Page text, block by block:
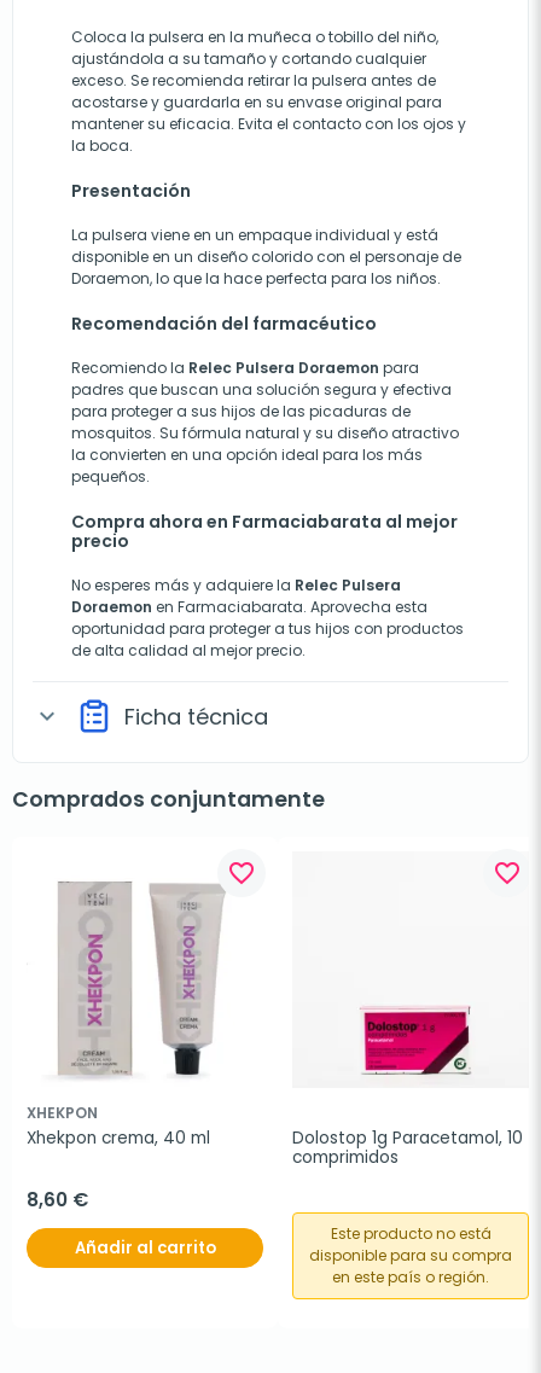
Coloca la pulsera en la muñeca o tobillo del niño,
ajustándola a su tamaño y cortando cualquier
exceso. Se recomienda retirar la pulsera antes de
acostarse y guardarla en su envase original para
mantener su eficacia. Evita el contacto con los ojos y
la boca.
Presentación
La pulsera viene en un empaque individual y está
disponible en un diseño colorido con el personaje de
Doraemon, lo que la hace perfecta para los niños.
Recomendación del farmacéutico
Recomiendo la Relec Pulsera Doraemon para
padres que buscan una solución segura y efectiva
para proteger a sus hijos de las picaduras de
mosquitos. Su fórmula natural y su diseño atractivo
la convierten en una opción ideal para los más
pequeños.
Compra ahora en Farmaciabarata al mejor
precio
No esperes más y adquiere la Relec Pulsera
Doraemon en Farmaciabarata. Aprovecha esta
oportunidad para proteger a tus hijos con productos
de alta calidad al mejor precio.
expand_more Ficha técnica
Comprados conjuntamente
favorite_border
XHEKPON
Xhekpon crema, 40 ml
8,60 €
Añadir al carrito
favorite_border
Dolostop 1g Paracetamol, 10
comprimidos
Este producto no está
disponible para su compra
en este país o región.